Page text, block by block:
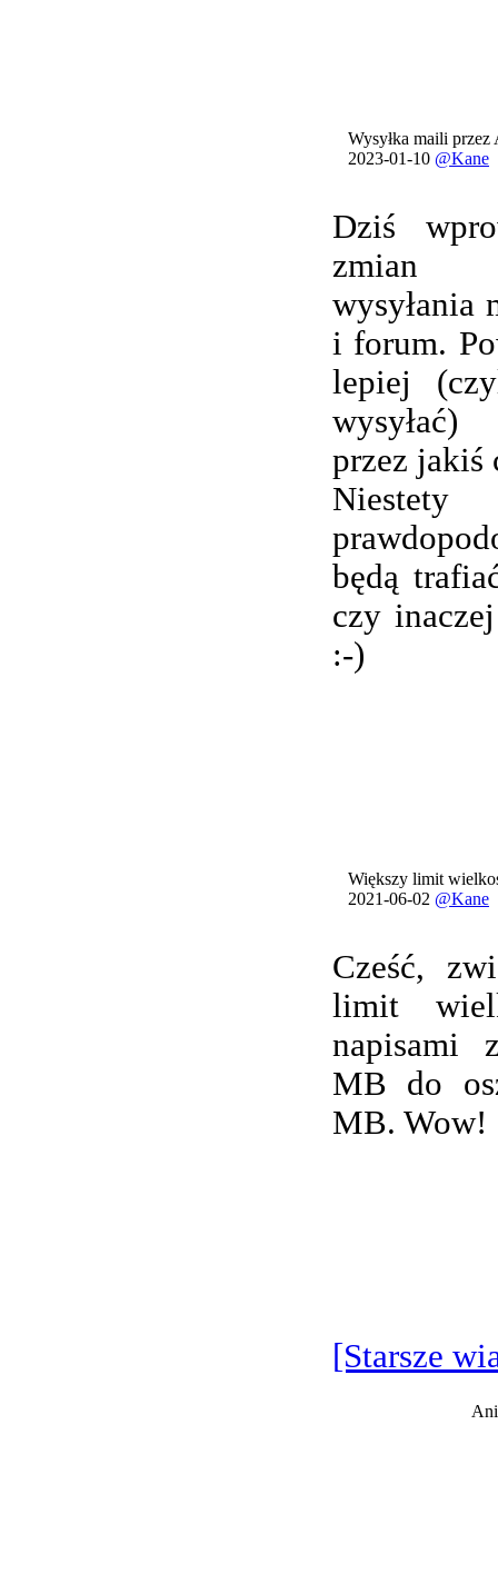
Wysyłka maili
2023-01-10 @Kane
Dziś
zmian
wysyłania
i forum.
lepiej
przez jakiś
będą
czy
:-)
Większy limit
2021-06-02 @Kane
Cześć,
limit
napisami
MB do
MB. Wow!
[Starsze